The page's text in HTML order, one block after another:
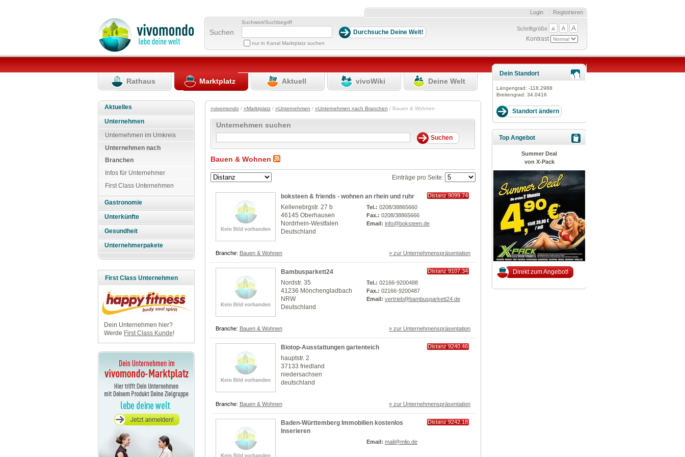
Registrieren
Login
Suchen
Suchwort/Suchbegriff
nur in Kanal Marktplatz suchen
Schriftgröße
Kontrast
Rathaus Marktplatz Aktuell vivoWiki Deine Welt
Aktuelles
Unternehmen
Unternehmen im Umkreis
Unternehmen nach
Branchen
Infos für Unternehmer
First Class Unternehmen
Gastronomie
Unterkünfte
Gesundheit
Unternehmerpakete
First Class Unternehmen
Dein Unternehmen hier?
Werde First Class Kunde!
»vivomondo / »Marktplatz/ »Unternehmen / »Unternehmen nach Branchen / Bauen & Wohnen
Unternehmen suchen
Bauen & Wohnen
Einträge pro Seite:
boksteen & friends - wohnen an rhein und ruhr
Distanz 9099.74
Kellenebrgstr. 27 b
46145 Oberhausen
Nordrhein-Westfalen
Deutschland
Tel.: 0208/38865660
Fax.: 0208/38865666
Email: info@boksteen.de
Branche: Bauen & Wohnen » zur Unternehmenspräsentation
Bambusparkett24
Distanz 9107.34
Nordstr. 35
41236 Mönchengladbach
NRW
Deutschland
Tel.: 02166-9200488
Fax.: 02166-9200487
Email: vertrieb@bambusparkett24.de
Branche: Bauen & Wohnen » zur Unternehmenspräsentation
Biotop-Ausstattungen gartenteich
Distanz 9240.46
hauptstr. 2
37133 friedland
niedersachsen
deutschland
Branche: Bauen & Wohnen » zur Unternehmenspräsentation
Baden-Württemberg Immobilien kostenlos
Inserieren
Distanz 9242.18
Email: mail@mlio.de
Dein Standort
Längengrad: -118.2988
Breitengrad: 34.0416
Top Angebot
Summer Deal
von X-Pack
Direkt zum Angebot!